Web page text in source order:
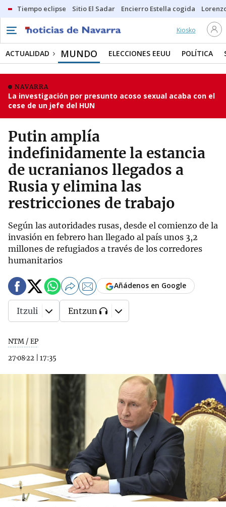
Tiempo eclipse Sitio El Sadar Encierro Estella cogida
Kiosko
ACTUALIDAD MUNDO ELECCIONES EEUU POLÍTICA
NAVARRA
La investigación por presunto acoso sexual acaba con el
cese de un jefe del HUN
Putin amplía
indefinidamente la estancia
de ucranianos llegados a
Rusia y elimina las
restricciones de trabajo
Según las autoridades rusas, desde el comienzo de la
invasión en febrero han llegado al país unos 3,2
millones de refugiados a través de los corredores
humanitarios
NTM / EP
27·08·22
17:35
Añádenos en Google
Itzuli Entzun